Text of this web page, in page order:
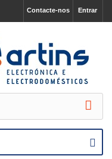
Entrar
Contacte-nos